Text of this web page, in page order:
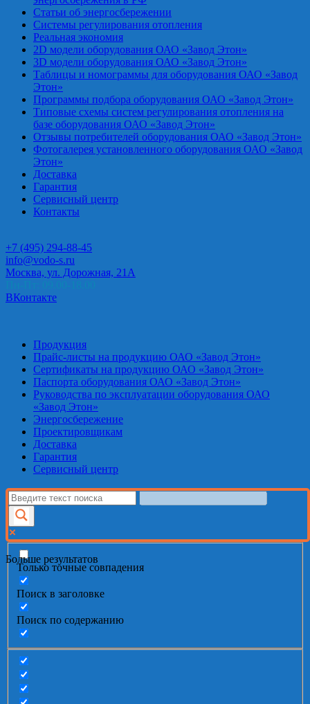
Статьи об энергосбережении
Системы регулирования отопления
Реальная экономия
2D модели оборудования ОАО «Завод Этон»
3D модели оборудования ОАО «Завод Этон»
Таблицы и номограммы для оборудования ОАО «Завод
Этон»
Программы подбора оборудования ОАО «Завод Этон»
Типовые схемы систем регулирования отопления на
базе оборудования ОАО «Завод Этон»
Отзывы потребителей оборудования ОАО «Завод Этон»
Фотогалерея установленного оборудования ОАО «Завод
Этон»
Доставка
Гарантия
Сервисный центр
Контакты
+7 (495) 294-88-45
info@vodo-s.ru
Москва, ул. Дорожная, 21А
ВКонтакте
Продукция
Прайс-листы на продукцию ОАО «Завод Этон»
Сертификаты на продукцию ОАО «Завод Этон»
Паспорта оборудования ОАО «Завод Этон»
Руководства по эксплуатации оборудования ОАО
«Завод Этон»
Энергосбережение
Проектировщикам
Доставка
Гарантия
Сервисный центр
Больше результатов
Только точные совпадения
Поиск в заголовке
Поиск по содержанию